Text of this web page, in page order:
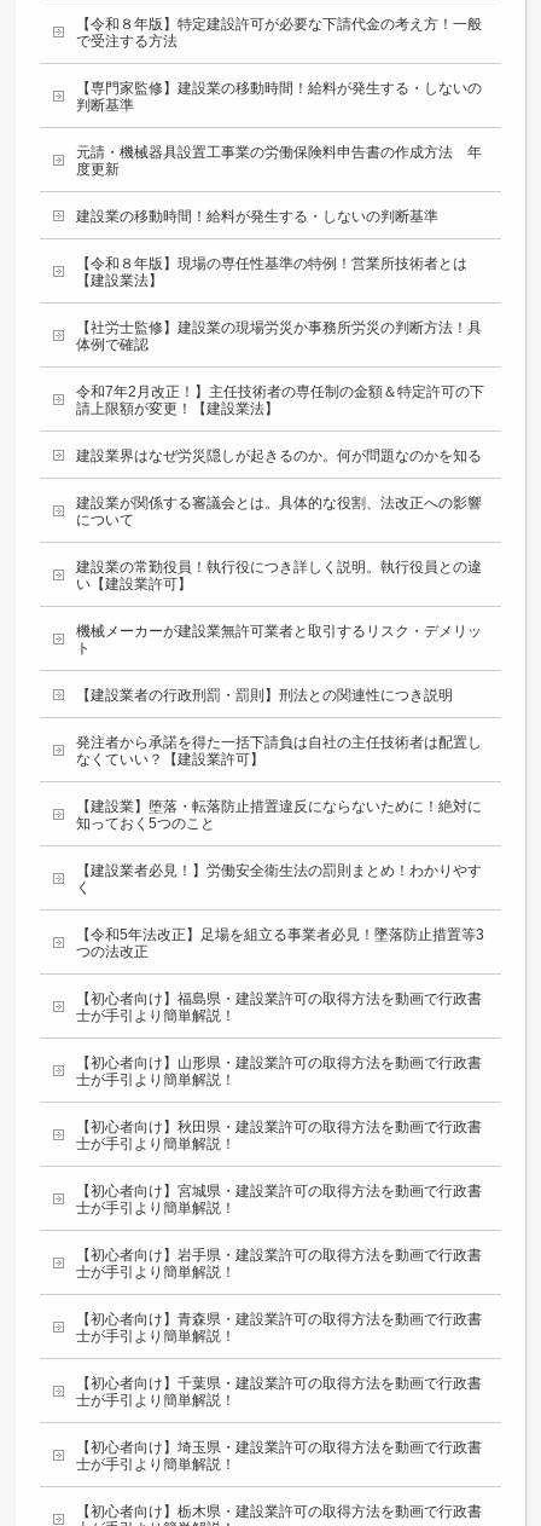
【令和８年版】特定建設許可が必要な下請代金の考え方！一般
で受注する方法
【専門家監修】建設業の移動時間！給料が発生する・しないの
判断基準
元請・機械器具設置工事業の労働保険料申告書の作成方法 年
度更新
建設業の移動時間！給料が発生する・しないの判断基準
【令和８年版】現場の専任性基準の特例！営業所技術者とは
【建設業法】
【社労士監修】建設業の現場労災か事務所労災の判断方法！具
体例で確認
令和7年2月改正！】主任技術者の専任制の金額＆特定許可の下
請上限額が変更！【建設業法】
建設業界はなぜ労災隠しが起きるのか。何が問題なのかを知る
建設業が関係する審議会とは。具体的な役割、法改正への影響
について
建設業の常勤役員！執行役につき詳しく説明。執行役員との違
い【建設業許可】
機械メーカーが建設業無許可業者と取引するリスク・デメリッ
ト
【建設業者の行政刑罰・罰則】刑法との関連性につき説明
発注者から承諾を得た一括下請負は自社の主任技術者は配置し
なくていい？【建設業許可】
【建設業】堕落・転落防止措置違反にならないために！絶対に
知っておく5つのこと
【建設業者必見！】労働安全衛生法の罰則まとめ！わかりやす
く
【令和5年法改正】足場を組立る事業者必見！墜落防止措置等3
つの法改正
【初心者向け】福島県・建設業許可の取得方法を動画で行政書
士が手引より簡単解説！
【初心者向け】山形県・建設業許可の取得方法を動画で行政書
士が手引より簡単解説！
【初心者向け】秋田県・建設業許可の取得方法を動画で行政書
士が手引より簡単解説！
【初心者向け】宮城県・建設業許可の取得方法を動画で行政書
士が手引より簡単解説！
【初心者向け】岩手県・建設業許可の取得方法を動画で行政書
士が手引より簡単解説！
【初心者向け】青森県・建設業許可の取得方法を動画で行政書
士が手引より簡単解説！
【初心者向け】千葉県・建設業許可の取得方法を動画で行政書
士が手引より簡単解説！
【初心者向け】埼玉県・建設業許可の取得方法を動画で行政書
士が手引より簡単解説！
【初心者向け】栃木県・建設業許可の取得方法を動画で行政書